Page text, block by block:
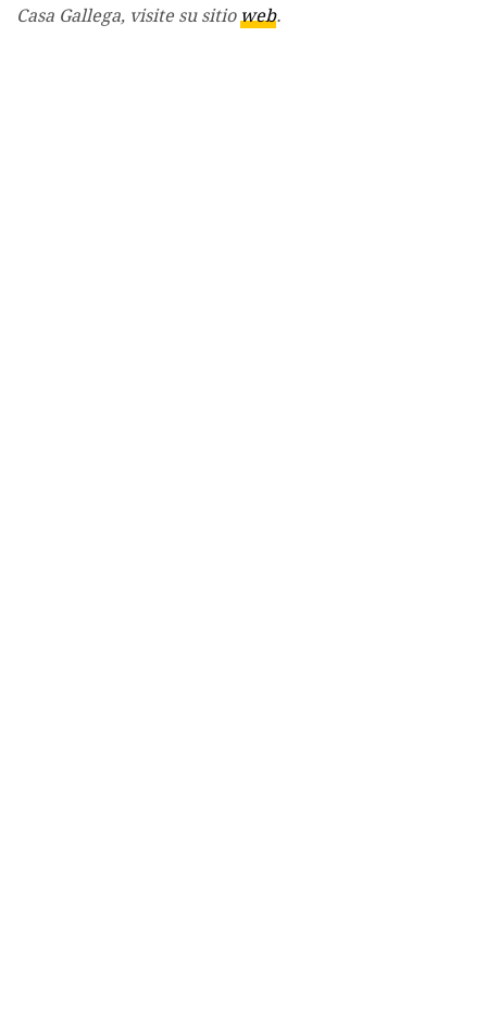
Casa Gallega, visite su sitioweb.